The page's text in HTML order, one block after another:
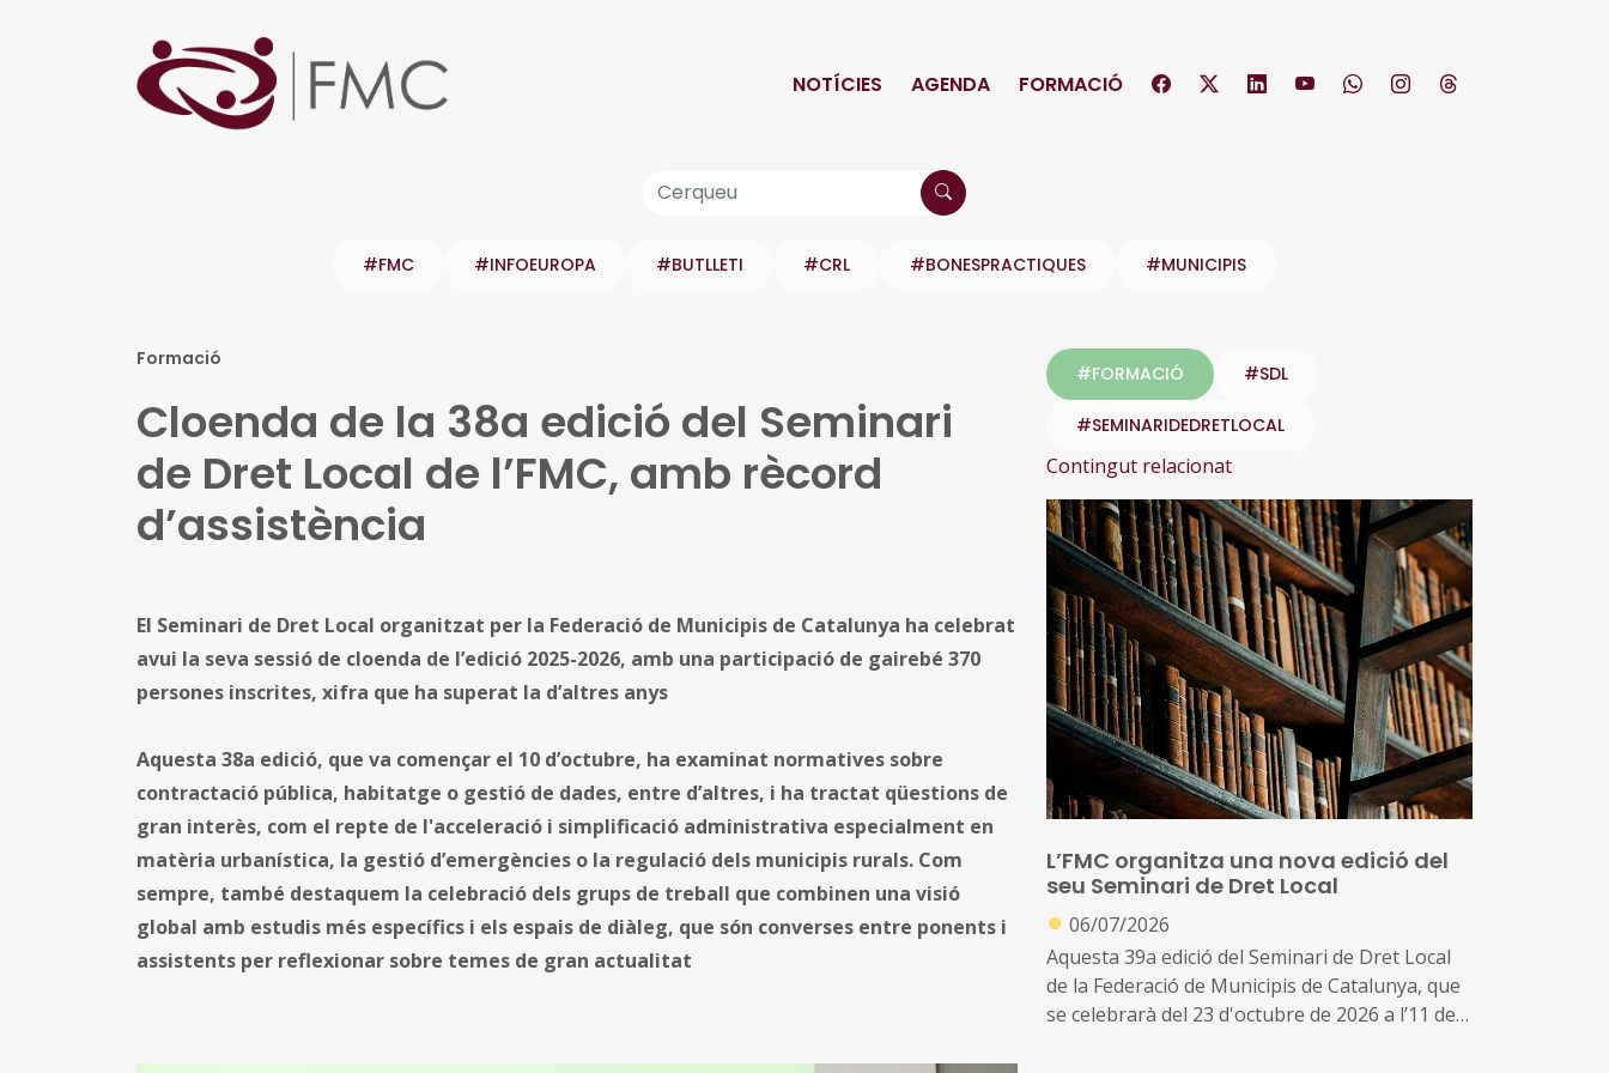
NOTÍCIES AGENDA FORMACIÓ
#FMC #INFOEUROPA #BUTLLETI #CRL #BONESPRACTIQUES #MUNICIPIS
Formació
Cloenda de la 38a edició del Seminari
de Dret Local de l’FMC, amb rècord
d’assistència
El Seminari de Dret Local organitzat per la Federació de Municipis de Catalunya ha celebrat
avui la seva sessió de cloenda de l’edició 2025-2026, amb una participació de gairebé 370
persones inscrites, xifra que ha superat la d’altres anys
Aquesta 38a edició, que va començar el 10 d’octubre, ha examinat normatives sobre
contractació pública, habitatge o gestió de dades, entre d’altres, i ha tractat qüestions de
gran interès, com el repte de l'acceleració i simplificació administrativa especialment en
matèria urbanística, la gestió d’emergències o la regulació dels municipis rurals. Com
sempre, també destaquem la celebració dels grups de treball que combinen una visió
global amb estudis més específics i els espais de diàleg, que són converses entre ponents i
assistents per reflexionar sobre temes de gran actualitat
#FORMACIÓ #SDL
#SEMINARIDEDRETLOCAL
Contingut relacionat
L’FMC organitza una nova edició del
seu Seminari de Dret Local
● 06/07/2026
Aquesta 39a edició del Seminari de Dret Local
de la Federació de Municipis de Catalunya, que
se celebrarà del 23 d'octubre de 2026 a l’11 de